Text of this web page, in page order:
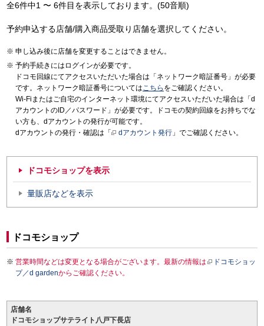
全6件中1 〜 6件目を表示しております。(50音順)
予約申込する店舗/購入商品受取り店舗を選択してください。
申し込み後に店舗を変更することはできません。
予約手続きにはログインが必要です。
ドコモ回線にてアクセスいただいた場合は「ネットワーク暗証番号」が必要
です。ネットワーク暗証番号についてはこちら をご確認ください。
Wi-Fiまたはご自宅のインターネット環境にてアクセスいただいた場合は「d
アカウントのID／パスワード」が必要です。ドコモの契約回線をお持ちでな
い方も、dアカウントの発行が可能です。
dアカウントの発行・確認は「
dアカウント発行 」でご確認ください。
ドコモショップを表示
量販店などを表示
ドコモショップ
営業時間などは変更となる場合がございます。最新の情報は
ドコモショッ
プ／d gardenからご確認ください。
店舗名
ドコモショップサテライト八戸下長店